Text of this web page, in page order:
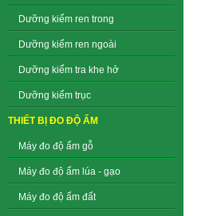
Dưỡng kiểm ren trong
Dưỡng kiểm ren ngoài
Dưỡng kiểm tra khe hở
Dưỡng kiểm trục
THIẾT BỊ ĐO ĐỘ ẨM
Máy đo độ ẩm gỗ
Máy đo độ ẩm lúa - gạo
Máy đo độ ẩm đất